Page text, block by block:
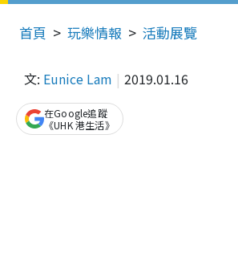
首頁 玩樂情報 活動展覽
文: Eunice Lam 2019.01.16
在Google追蹤
《UHK 港生活》